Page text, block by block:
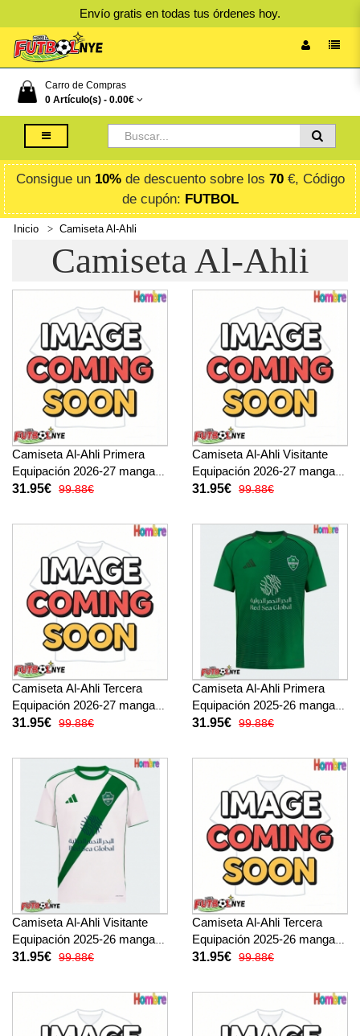
Envío gratis en todas tus órdenes hoy.
Carro de Compras
0 Artículo(s) - 0.00€
Consigue un 10%de descuento sobre los 70€, Código
de cupón: FUTBOL
Inicio Camiseta Al-Ahli
Camiseta Al-Ahli
Camiseta Al-Ahli Primera
Equipación 2026-27 manga
corta
31.95€ 99.88€
Camiseta Al-Ahli Visitante
Equipación 2026-27 manga
corta
31.95€ 99.88€
Camiseta Al-Ahli Tercera
Equipación 2026-27 manga
corta
31.95€ 99.88€
Camiseta Al-Ahli Primera
Equipación 2025-26 manga
corta
31.95€ 99.88€
Camiseta Al-Ahli Visitante
Equipación 2025-26 manga
corta
31.95€ 99.88€
Camiseta Al-Ahli Tercera
Equipación 2025-26 manga
corta
31.95€ 99.88€